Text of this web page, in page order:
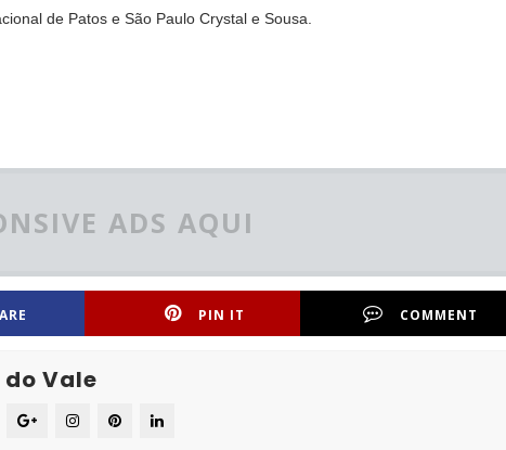
de Patos e São Paulo Crystal e Sousa.
ADS AQUI
PIN IT COMMENT
Vale